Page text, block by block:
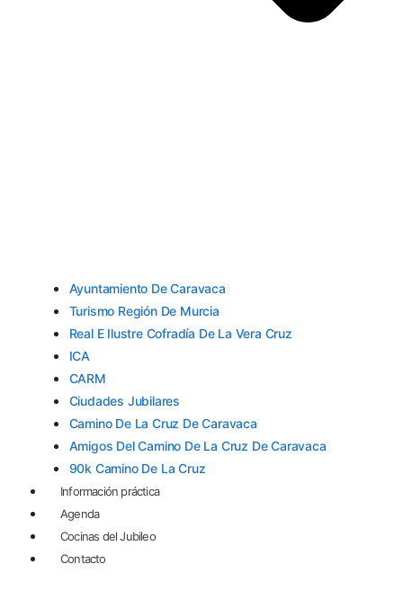
Ayuntamiento De Caravaca
Turismo Región De Murcia
Real E Ilustre Cofradía De La Vera Cruz
ICA
CARM
Ciudades Jubilares
Camino De La Cruz De Caravaca
Amigos Del Camino De La Cruz De Caravaca
90k Camino De La Cruz
Información práctica
Agenda
Cocinas del Jubileo
Contacto